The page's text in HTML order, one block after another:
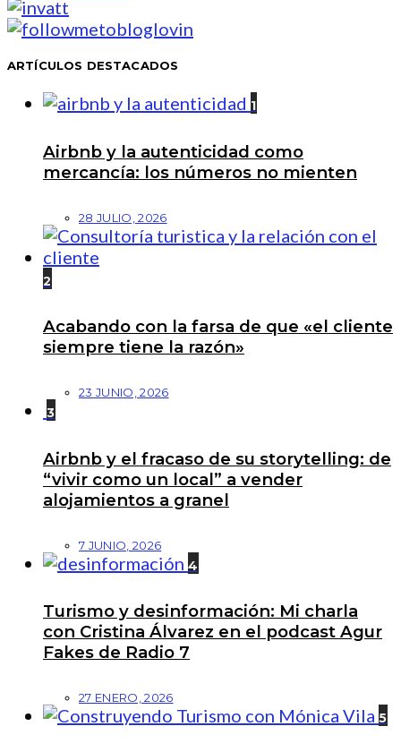
ARTÍCULOS DESTACADOS
1
Airbnb y la autenticidad como
mercancía: los números no mienten
28 JULIO, 2026
2
Acabando con la farsa de que «el cliente
siempre tiene la razón»
23 JUNIO, 2026
3
Airbnb y el fracaso de su storytelling: de
“vivir como un local” a vender
alojamientos a granel
7 JUNIO, 2026
4
Turismo y desinformación: Mi charla
con Cristina Álvarez en el podcast Agur
Fakes de Radio 7
27 ENERO, 2026
5